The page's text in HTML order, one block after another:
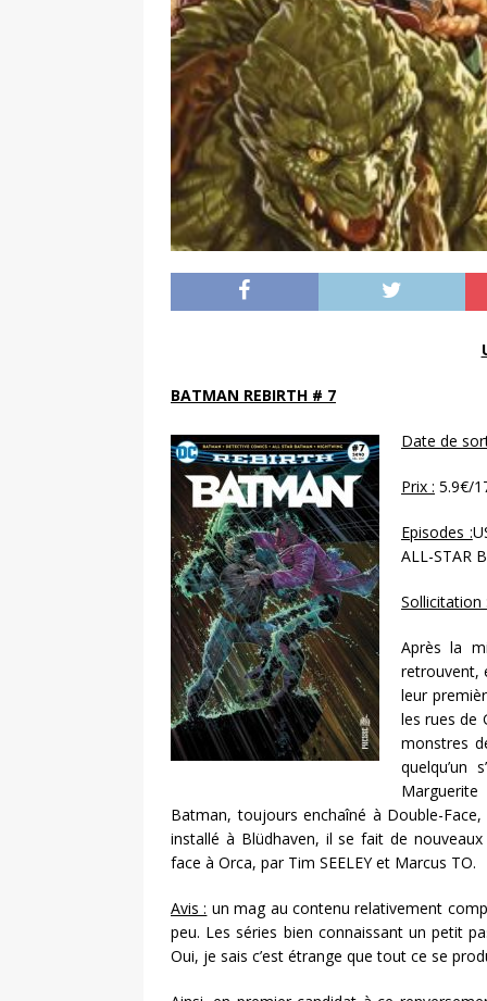
BATMAN REBIRTH # 7
Date de
Prix : 5.9€/
Episodes :
ALL-STAR
Sollicitation
Après la
retrouvent,
leur
les rues de
monstres
quelqu’un
Batman, toujours enchaîné à Double-
installé à Blüdhaven, il se fait de
face à Orca, par Tim SEELEY et Marcus TO.
Avis : un mag au contenu relativement
peu. Les séries bien connaissant un petit
Oui, je sais c’est étrange que tout ce se